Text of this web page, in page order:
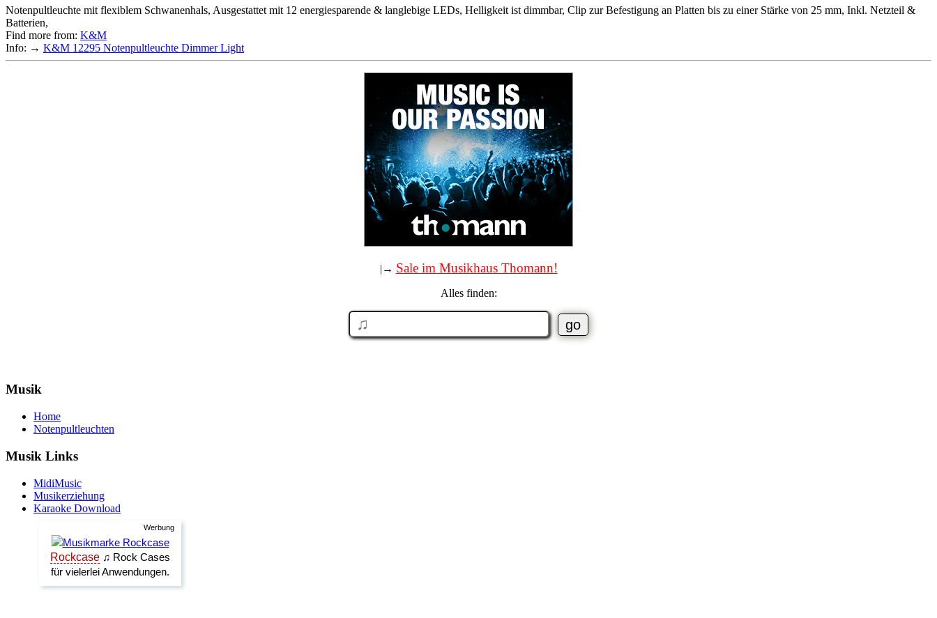
Notenpultleuchte mit flexiblem Schwanenhals, Ausgestattet mit 12 energiesparende & langlebige LEDs, Helligkeit ist dimmbar, Clip zur Befestigung an Platten bis zu einer Stärke von 25 mm, Inkl. Netzteil &
Batterien,
Find more from: K&M
Info: → K&M 12295 Notenpultleuchte Dimmer Light
|→ Sale im Musikhaus Thomann!
Alles finden:
Musik
Home
Notenpultleuchten
Musik Links
MidiMusic
Musikerziehung
Karaoke Download